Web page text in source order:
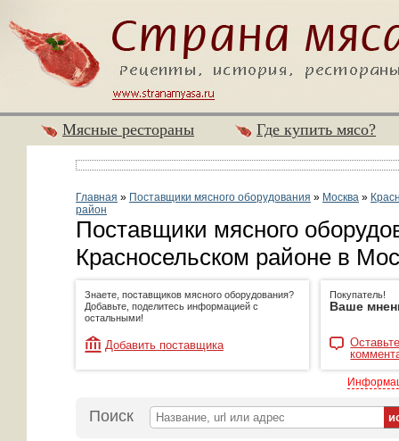
Мясные рестораны Где купить мясо?
Главная » Поставщики мясного оборудования » Москва »
район
Поставщики мясного
Красносельском районе в
Знаете, поставщиков мясного оборудования?
Добавьте, поделитесь информацией с
остальными!
Добавить поставщика
Покупатель!
Ваше
Поиск